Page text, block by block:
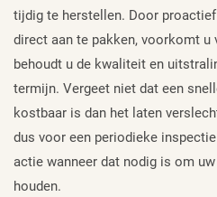
tijdig te herstellen. Door
direct aan te pakken, voorkomt u
behoudt u de kwaliteit en
termijn. Vergeet niet dat een
kostbaar is dan het laten
dus voor een periodieke
actie wanneer dat nodig is om
houden.